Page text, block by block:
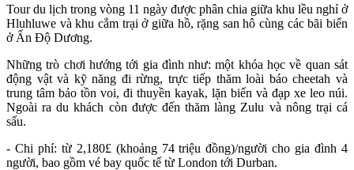
Tour du lịch trong vòng 11 ngày được phân chia giữa khu lều nghỉ ở
Hluhluwe và khu cắm trại ở giữa hồ, rặng san hô cùng các bãi biển
ở Ấn Độ Dương.
Những trò chơi hướng tới gia đình như: một khóa học về quan sát
động vật và kỹ năng đi rừng, trực tiếp thăm loài báo cheetah và
trung tâm bảo tồn voi, đi thuyền kayak, lặn biển và đạp xe leo núi.
Ngoài ra du khách còn được đến thăm làng Zulu và nông trại cá
sấu.
- Chi phí: từ 2,180£ (khoảng 74 triệu đồng)/người cho gia đình 4
người, bao gồm vé bay quốc tế từ London tới Durban.